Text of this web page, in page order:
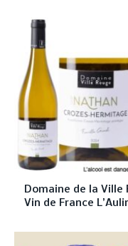
Domaine de la Ville
Vin de France